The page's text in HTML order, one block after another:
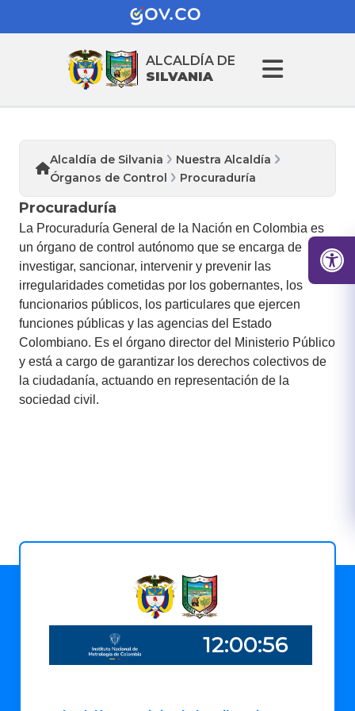
ALCALDÍA DE
SILVANIA
Alcaldía de Silvania
Nuestra Alcaldía
Órganos de Control
Procuraduría
Procuraduría
La Procuraduría General de la Nación en Colombia es
un órgano de control autónomo que se encarga de
investigar, sancionar, intervenir y prevenir las
irregularidades cometidas por los gobernantes, los
funcionarios públicos, los particulares que ejercen
funciones públicas y las agencias del Estado
Colombiano. Es el órgano director del Ministerio Público
y está a cargo de garantizar los derechos colectivos de
la ciudadanía, actuando en representación de la
sociedad civil.